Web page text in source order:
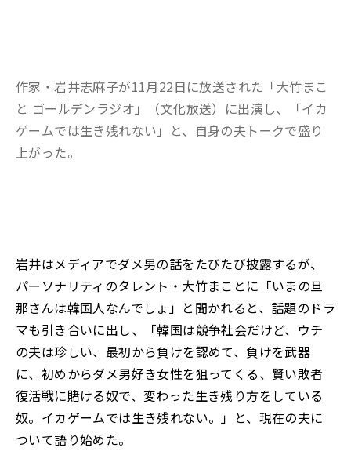
作家・岩井志麻子が11月22日に放送された「大竹まこ
と ゴールデンラジオ」（文化放送）に出演し、「イカ
ゲームでは生き残れない」と、自身の夫トークで盛り
上がった。
岩井はメディアでダメ男の話をたびたび披露するが、
パーソナリティのタレント・大竹まことに「いまの旦
那さんは韓国人なんでしょ」と聞かれると、話題のドラ
マも引き合いに出し、「韓国は競争社会だけど、ウチ
の夫は珍しい、最初から負けを認めて、負けを武器
に、初めからダメ男好き女性を狙ってくる、賢い敗者
復活戦に賭ける奴で、変わった生き残り方をしている
奴。イカゲームでは生き残れない。」と、現在の夫に
ついて語り始めた。